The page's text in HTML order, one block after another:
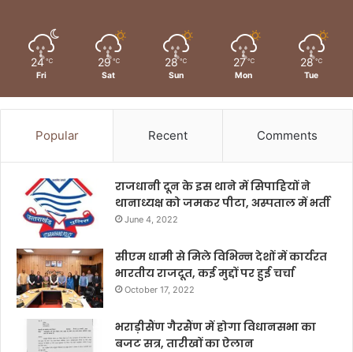
24 ℃
Fri
29 ℃
Sat
28 ℃
Sun
27 ℃
Mon
28 ℃
Tue
Popular Recent Comments
राजधानी दून के इस थाने में सिपाहियों ने
थानाध्यक्ष को जमकर पीटा, अस्पताल में भर्ती
June 4, 2022
सीएम धामी से मिले विभिन्न देशों में कार्यरत
भारतीय राजदूत, कई मुद्दों पर हुई चर्चा
October 17, 2022
भराड़ीसैंण गैरसैंण में होगा विधानसभा का
बजट सत्र, तारीखों का ऐलान